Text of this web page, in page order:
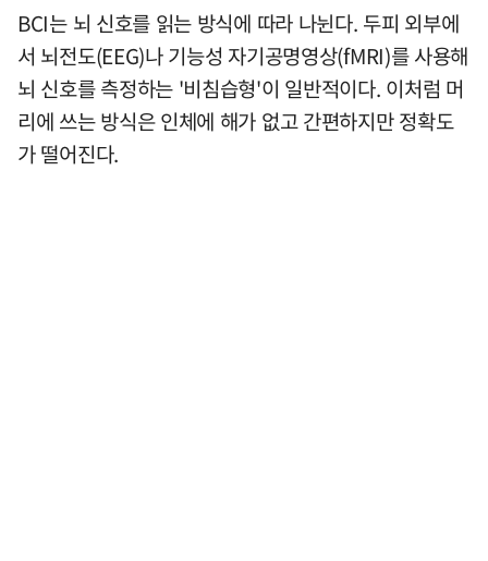
BCI는 뇌 신호를 읽는 방식에 따라 나뉜다. 두피 외부에
서 뇌전도(EEG)나 기능성 자기공명영상(fMRI)를 사용해
뇌 신호를 측정하는 '비침습형'이 일반적이다. 이처럼 머
리에 쓰는 방식은 인체에 해가 없고 간편하지만 정확도
가 떨어진다.